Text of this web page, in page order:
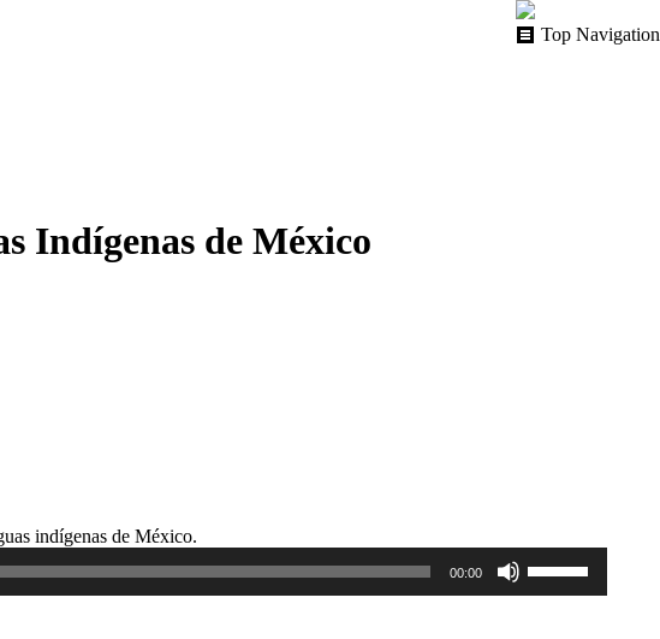
Top Navigation
Indígenas de México
indígenas de México.
audio
00:00
las
teclas